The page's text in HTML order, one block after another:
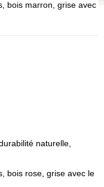
, bois marron, grise avec
naturelle,
, bois rose, grise avec le